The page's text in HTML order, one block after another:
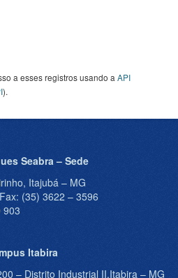
a esses registros usando a API
).
Seabra – Sede
Itajubá – MG
(35) 3622 – 3596
903
Itabira
– Distrito Industrial II,Itabira – MG